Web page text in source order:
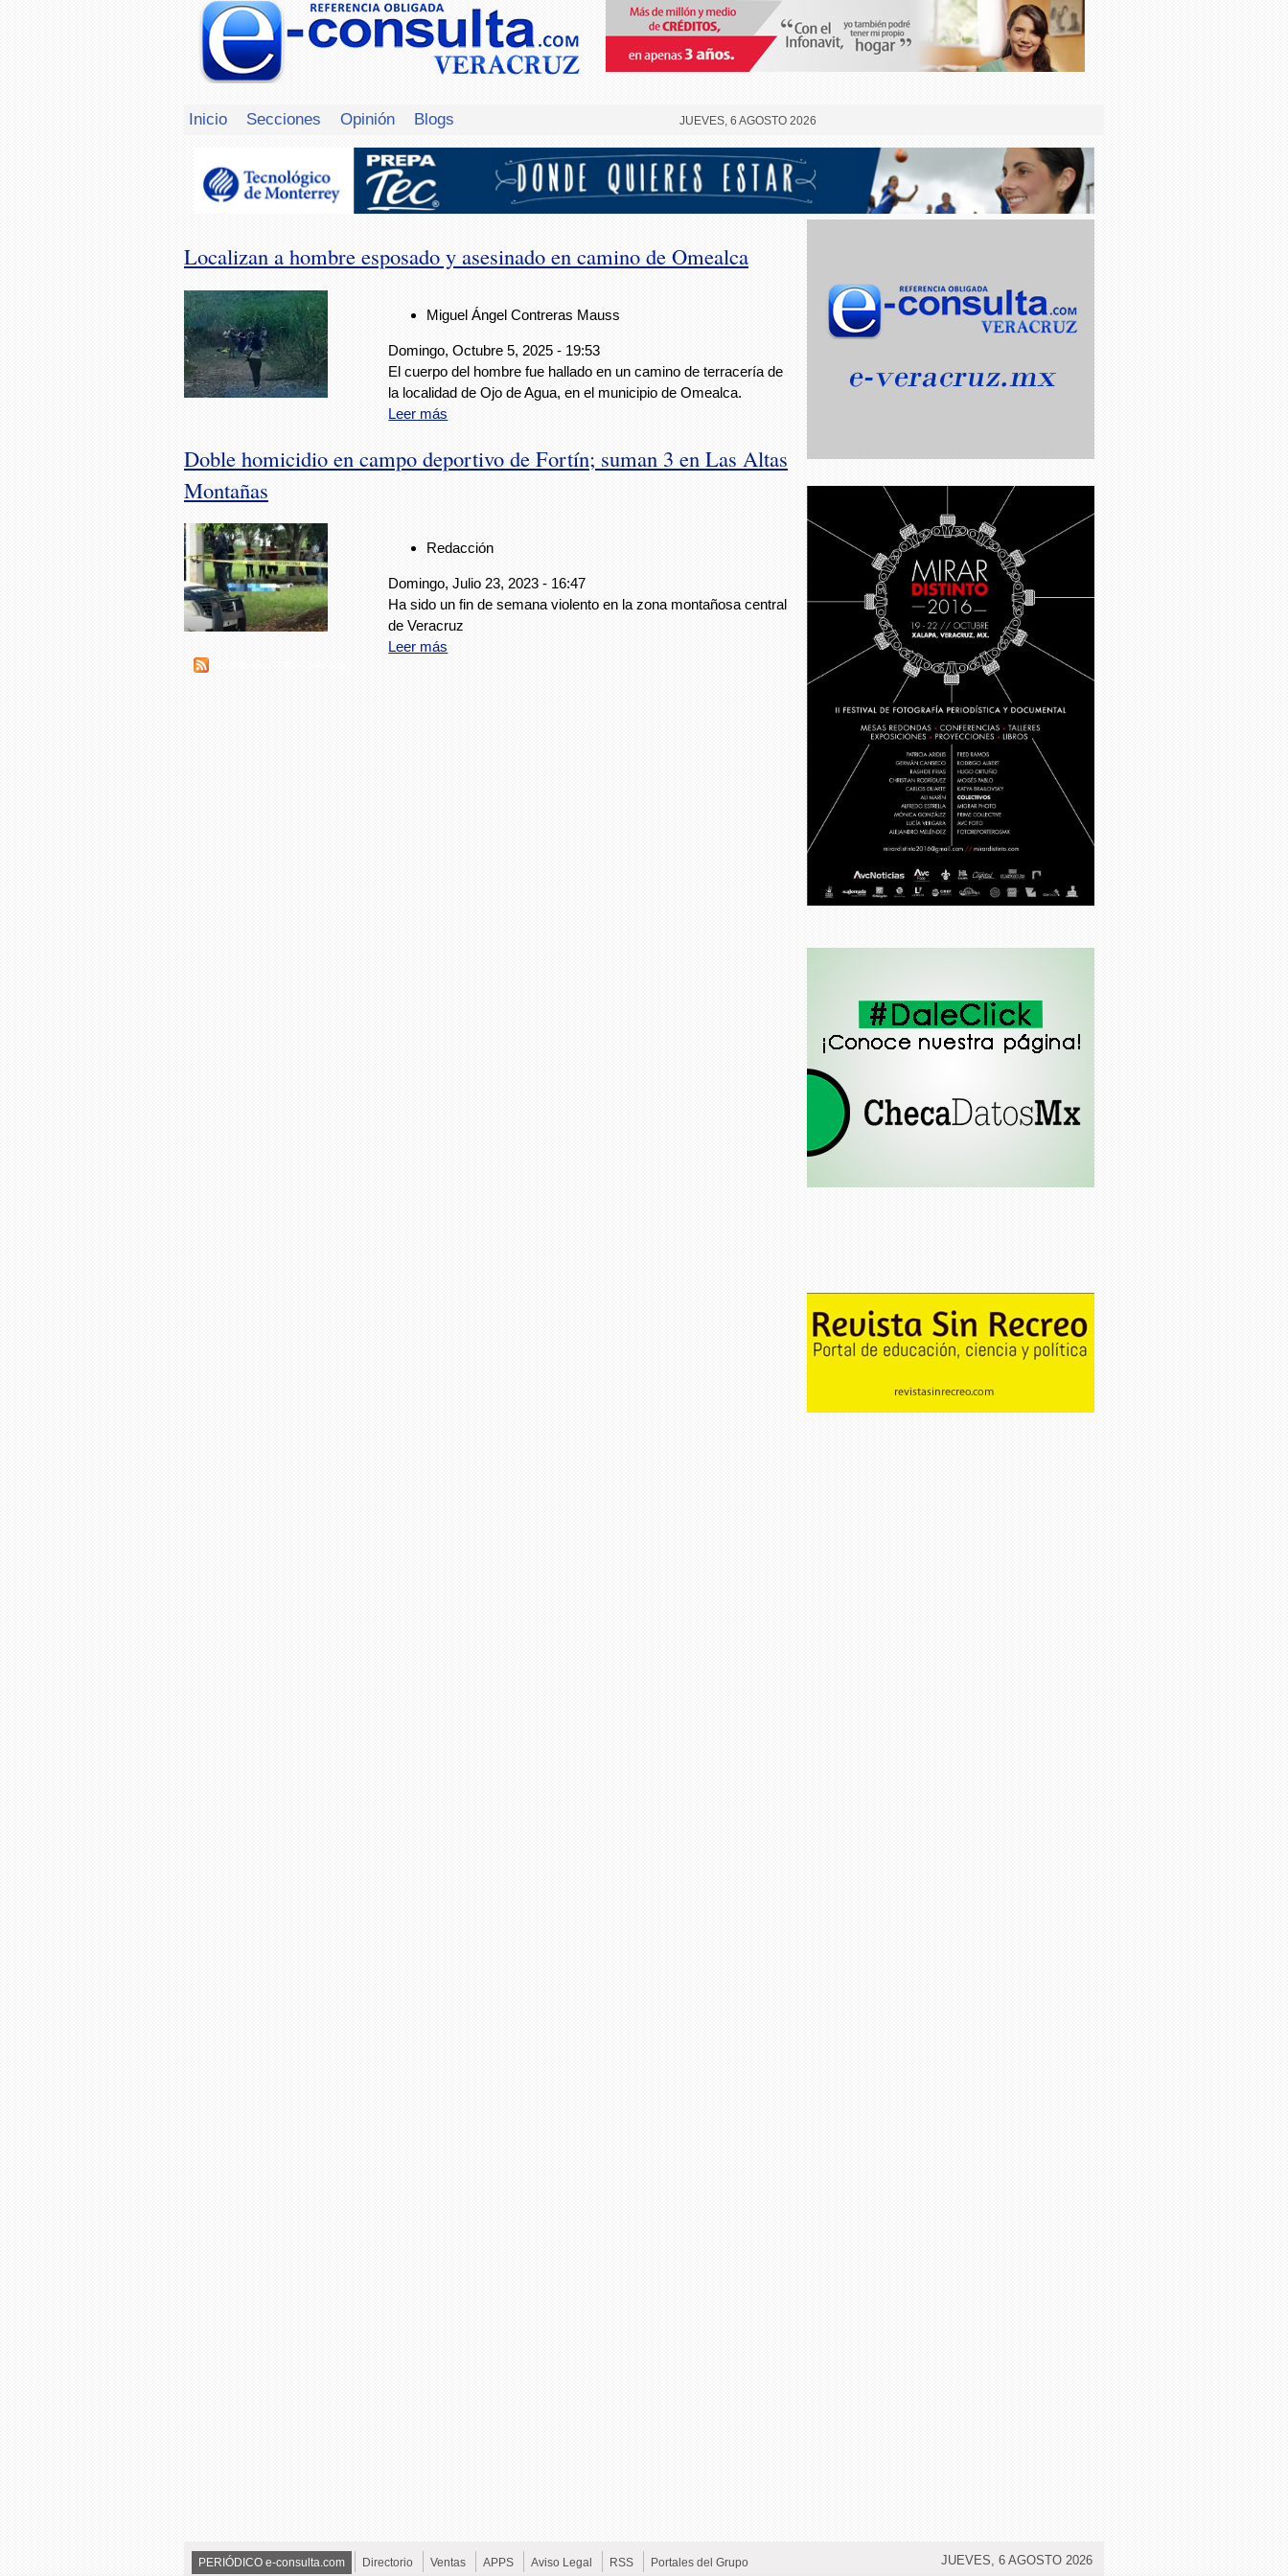
Inicio Secciones Opinión Blogs JUEVES, 6 AGOSTO 2026
Localizan a hombre esposado y asesinado en camino de Omealca
Miguel Ángel Contreras Mauss
Domingo, Octubre 5, 2025 - 19:53
El cuerpo del hombre fue hallado en un camino de terracería de
la localidad de Ojo de Agua, en el municipio de Omealca.
Leer más
Doble homicidio en campo deportivo de Fortín; suman 3 en Las Altas
Montañas
Redacción
Domingo, Julio 23, 2023 - 16:47
Ha sido un fin de semana violento en la zona montañosa central
de Veracruz
Leer más
PERIÓDICO e-consulta.com Directorio Ventas APPS Aviso Legal RSS Portales del Grupo JUEVES, 6 AGOSTO 2026